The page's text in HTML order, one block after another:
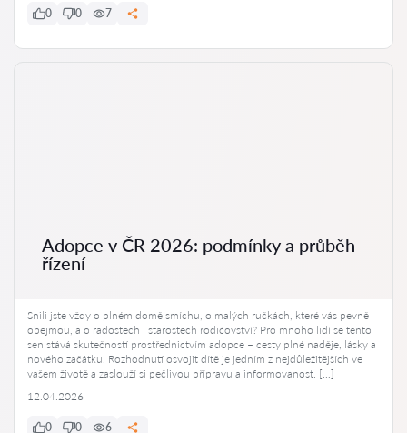
0 0 7
Adopce v ČR 2026: podmínky a průběh
řízení
Snili jste vždy o plném domě smíchu, o malých ručkách, které vás pevně
obejmou, a o radostech i starostech rodičovství? Pro mnoho lidí se tento
sen stává skutečností prostřednictvím adopce – cesty plné naděje, lásky a
nového začátku. Rozhodnutí osvojit dítě je jedním z nejdůležitějších ve
vašem životě a zaslouží si pečlivou přípravu a informovanost. […]
12.04.2026
0 0 6